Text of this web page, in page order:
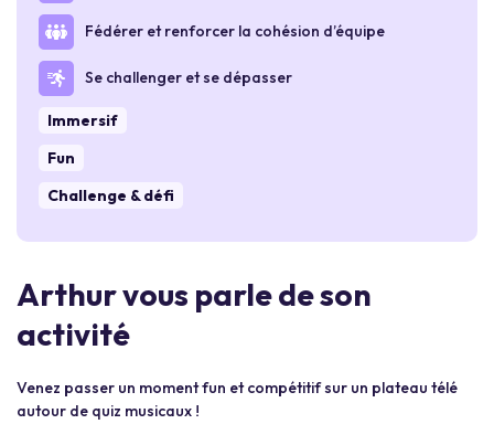
Fédérer et renforcer la cohésion d’équipe
Se challenger et se dépasser
Immersif
Fun
Challenge & défi
Arthur vous parle de son
activité
Venez passer un moment fun et compétitif sur un plateau télé
autour de quiz musicaux !